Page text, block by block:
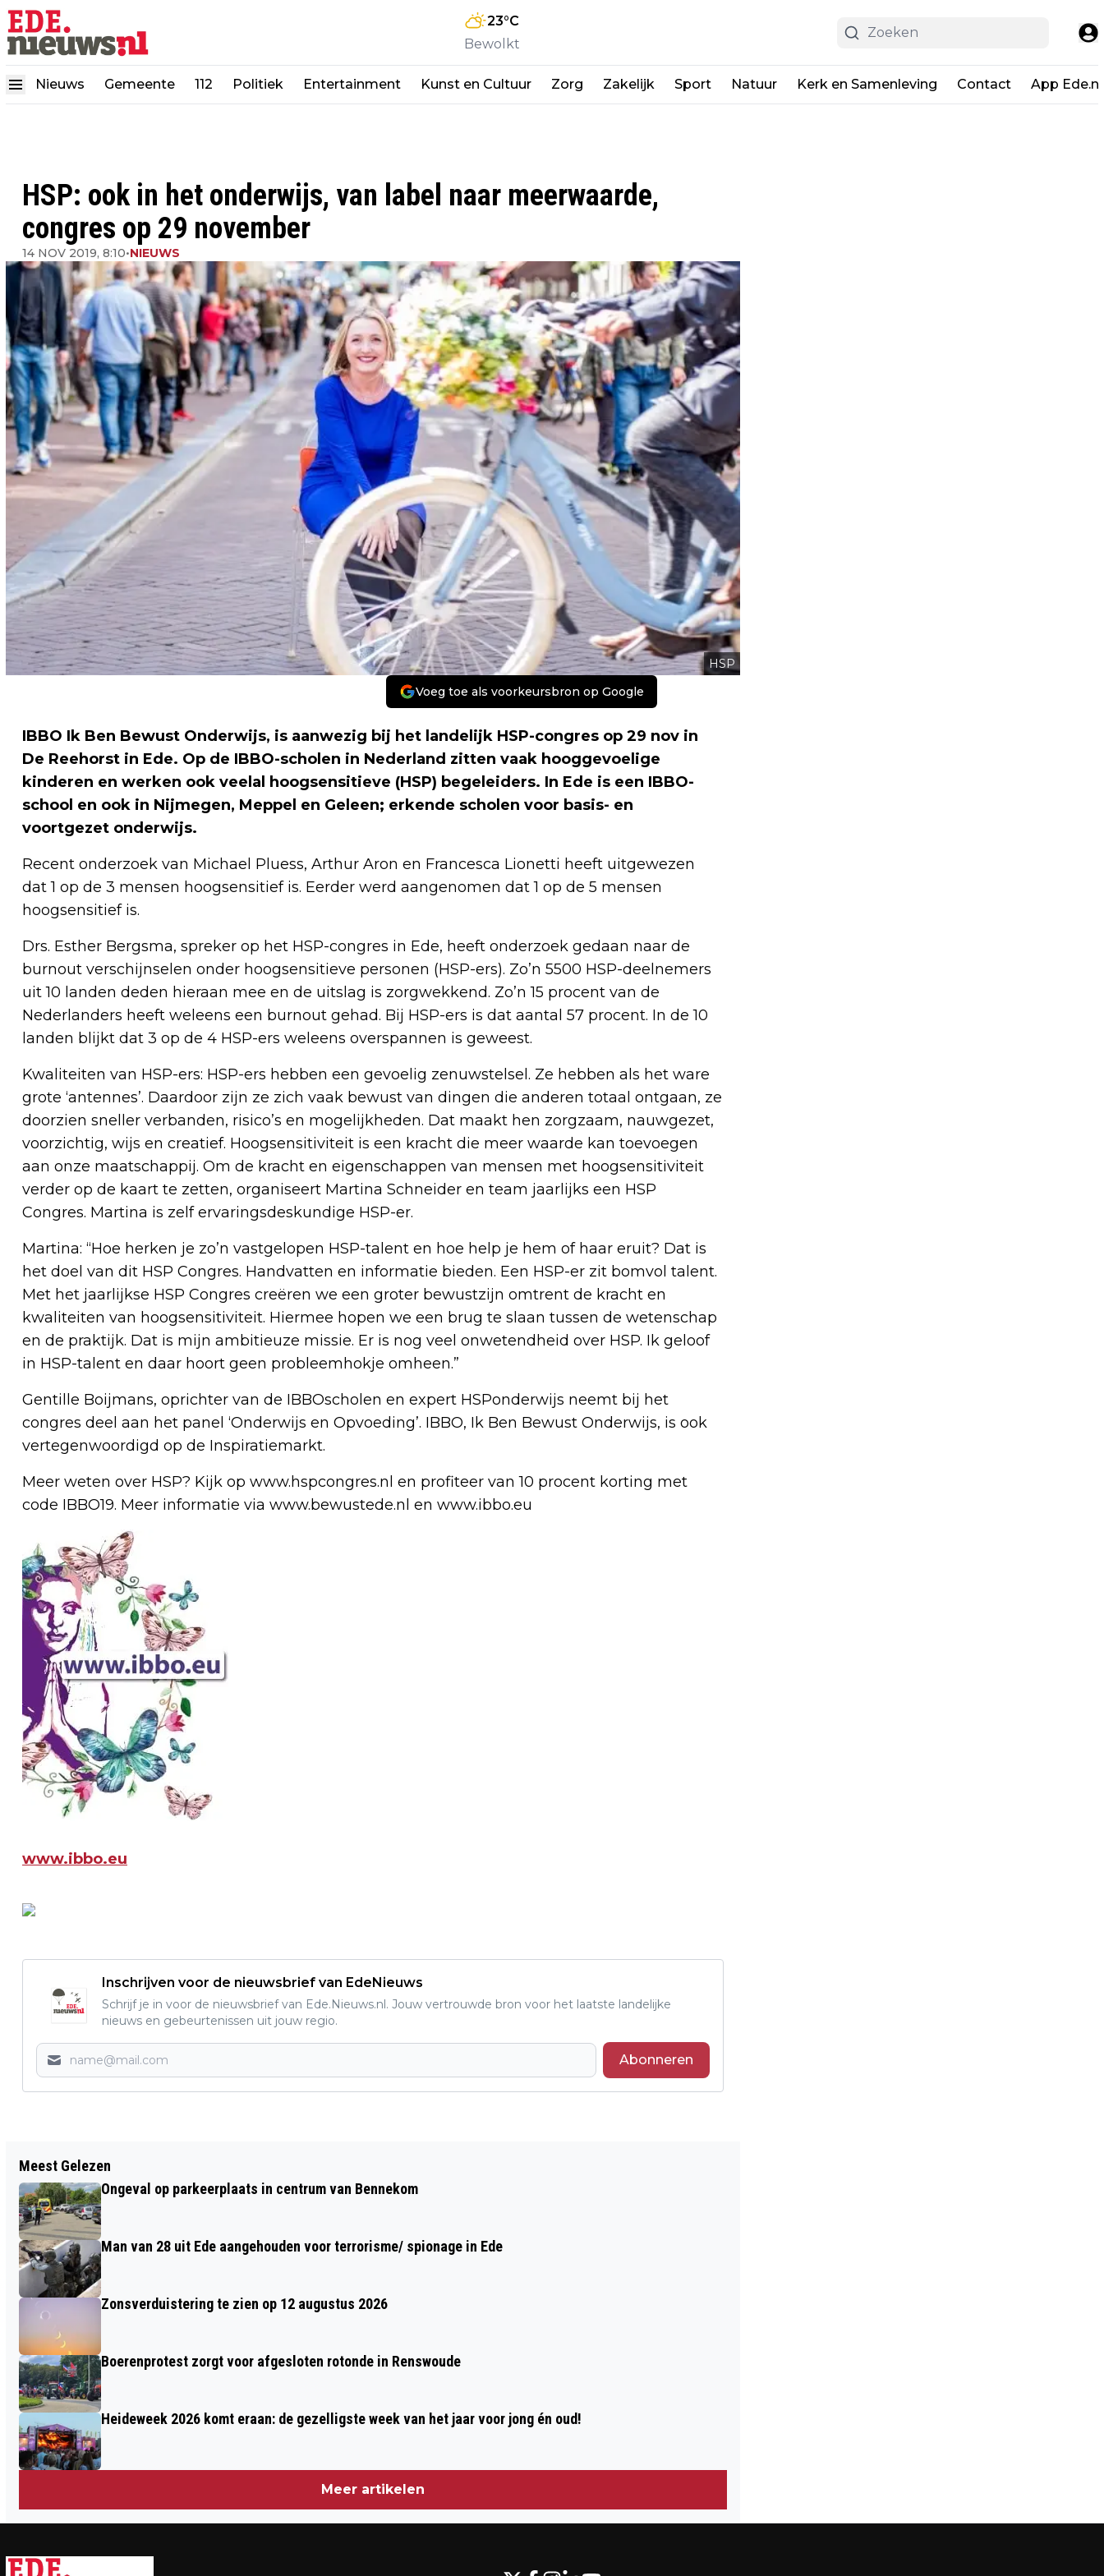
23°C
Bewolkt
Nieuws Gemeente 112 Politiek Entertainment Kunst en Cultuur Zorg Zakelijk Sport Natuur Kerk en Samenleving Contact App
HSP: ook in het onderwijs, van label naar meerwaarde,
congres op 29 november
14 NOV 2019, 8:10•NIEUWS
HSP
Voeg toe als voorkeursbron op Google
IBBO Ik Ben Bewust Onderwijs, is aanwezig bij het landelijk HSP-congres op 29 nov in
De Reehorst in Ede. Op de IBBO-scholen in Nederland zitten vaak hooggevoelige
kinderen en werken ook veelal hoogsensitieve (HSP) begeleiders. In Ede is een IBBO-
school en ook in Nijmegen, Meppel en Geleen; erkende scholen voor basis- en
voortgezet onderwijs.
Recent onderzoek van Michael Pluess, Arthur Aron en Francesca Lionetti heeft uitgewezen
dat 1 op de 3 mensen hoogsensitief is. Eerder werd aangenomen dat 1 op de 5 mensen
hoogsensitief is.
Drs. Esther Bergsma, spreker op het HSP-congres in Ede, heeft onderzoek gedaan naar de
burnout verschijnselen onder hoogsensitieve personen (HSP-ers). Zo’n 5500 HSP-deelnemers
uit 10 landen deden hieraan mee en de uitslag is zorgwekkend. Zo’n 15 procent van de
Nederlanders heeft weleens een burnout gehad. Bij HSP-ers is dat aantal 57 procent. In de 10
landen blijkt dat 3 op de 4 HSP-ers weleens overspannen is geweest.
Kwaliteiten van HSP-ers: HSP-ers hebben een gevoelig zenuwstelsel. Ze hebben als het ware
grote ‘antennes’. Daardoor zijn ze zich vaak bewust van dingen die anderen totaal ontgaan, ze
doorzien sneller verbanden, risico’s en mogelijkheden. Dat maakt hen zorgzaam, nauwgezet,
voorzichtig, wijs en creatief. Hoogsensitiviteit is een kracht die meer waarde kan toevoegen
aan onze maatschappij. Om de kracht en eigenschappen van mensen met hoogsensitiviteit
verder op de kaart te zetten, organiseert Martina Schneider en team jaarlijks een HSP
Congres. Martina is zelf ervaringsdeskundige HSP-er.
Martina: “Hoe herken je zo’n vastgelopen HSP-talent en hoe help je hem of haar eruit? Dat is
het doel van dit HSP Congres. Handvatten en informatie bieden. Een HSP-er zit bomvol talent.
Met het jaarlijkse HSP Congres creëren we een groter bewustzijn omtrent de kracht en
kwaliteiten van hoogsensitiviteit. Hiermee hopen we een brug te slaan tussen de wetenschap
en de praktijk. Dat is mijn ambitieuze missie. Er is nog veel onwetendheid over HSP. Ik geloof
in HSP-talent en daar hoort geen probleemhokje omheen.”
Gentille Boijmans, oprichter van de IBBOscholen en expert HSPonderwijs neemt bij het
congres deel aan het panel ‘Onderwijs en Opvoeding’. IBBO, Ik Ben Bewust Onderwijs, is ook
vertegenwoordigd op de Inspiratiemarkt.
Meer weten over HSP? Kijk op www.hspcongres.nl en profiteer van 10 procent korting met
code IBBO19. Meer informatie via www.bewustede.nl en www.ibbo.eu
www.ibbo.eu
Inschrijven voor de nieuwsbrief van EdeNieuws
Schrijf je in voor de nieuwsbrief van Ede.Nieuws.nl. Jouw vertrouwde bron voor het laatste landelijke
nieuws en gebeurtenissen uit jouw regio.
Abonneren
NOMINEER VOOR JONGERENLINTJE DE
PLUIM
EXPOSITIE
Meest Gelezen
Ongeval op parkeerplaats in centrum van Bennekom
Man van 28 uit Ede aangehouden voor terrorisme/ spionage in Ede
Zonsverduistering te zien op 12 augustus 2026
Boerenprotest zorgt voor afgesloten rotonde in Renswoude
Heideweek 2026 komt eraan: de gezelligste week van het jaar voor jong én oud!
Meer artikelen